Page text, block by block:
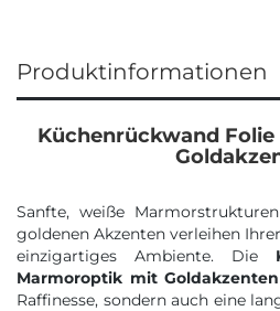
Produktinformationen
Küchenrückwand
Sanfte, weiße
goldenen Akzenten verleihen
einzigartiges Ambiente. Die
Marmoroptik mit Goldakzenten
Raffinesse, sondern auch eine